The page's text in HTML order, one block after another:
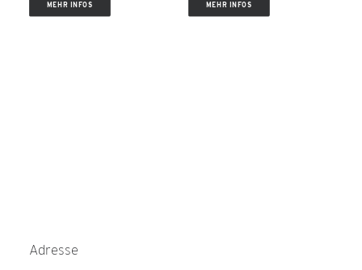
MEHR INFOS MEHR INFOS
Adresse